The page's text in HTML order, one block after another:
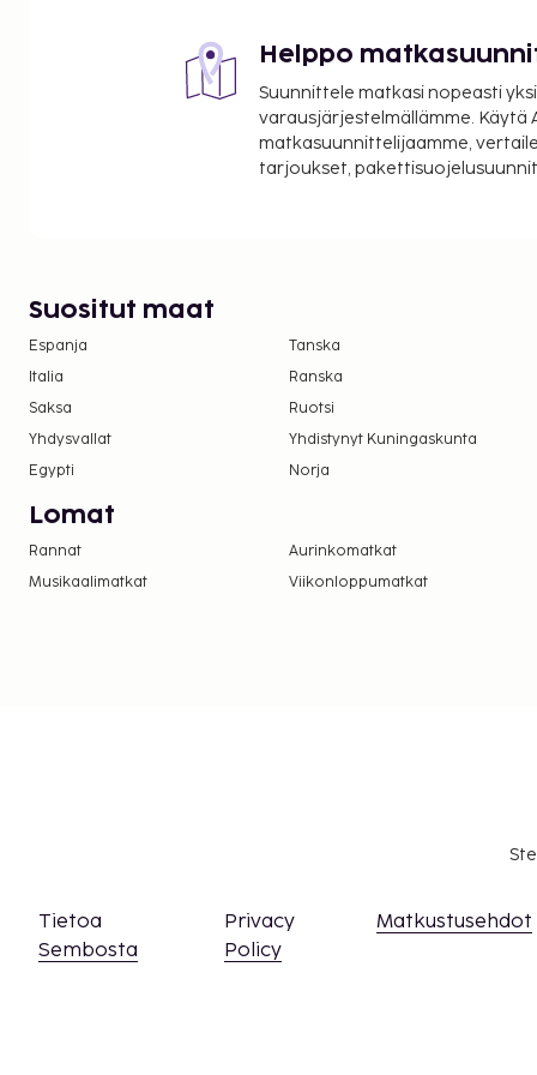
Palveluihin kuuluu ilmainen pysäköinti. Hyödynnä
ilmainen langaton internetyhteys.
Kansallisten määräysten vuoksi käteismaksut
EUR:n suuruista summaa tässä
asiasta ottamalla yhteyttä majoituspaikkaan
Helppo
Suunnittele matkasi nopeasti
varausjärjestelmällämme. Käytä
matkasuunnittelijaamme,
tarjoukset,
Suositut maat
Espanja Tanska
Italia
Ranska
Saksa
Ruotsi
Yhdysvallat
Yhdistynyt Kuningaskunta
Egypti
Norja
Lomat
Rannat Aurinkomatkat
Musikaalimatkat
Viikonloppumatkat
Tietoa
Sembosta
Privacy
Policy
Matkustusehdot